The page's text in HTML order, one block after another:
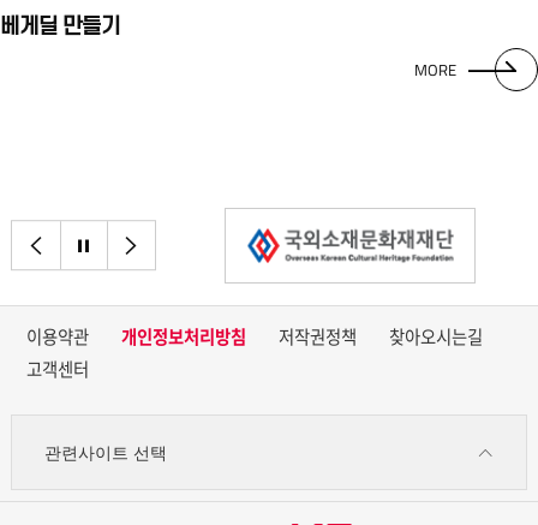
베게딜 만들기
MORE
이전으로
정지
이용약관 개인정보처리방침 저작권정책
찾아오시는길
고객센터
관련사이트 선택